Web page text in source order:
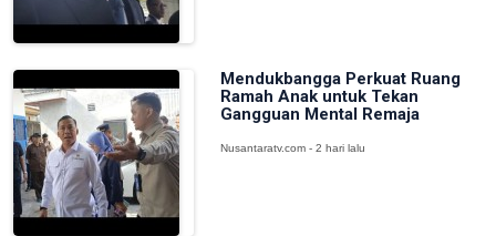
Mendukbangga Perkuat Ruang
Ramah Anak untuk Tekan
Gangguan Mental Remaja
Nusantaratv.com - 2 hari lalu